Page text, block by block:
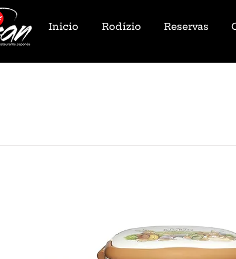
Inicio Rodízio Reservas